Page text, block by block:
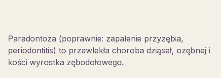
Paradontoza (poprawnie: zapalenie przyzębia,
periodontitis) to przewlekła choroba dziąseł, ozębnej i
kości wyrostka zębodołowego.